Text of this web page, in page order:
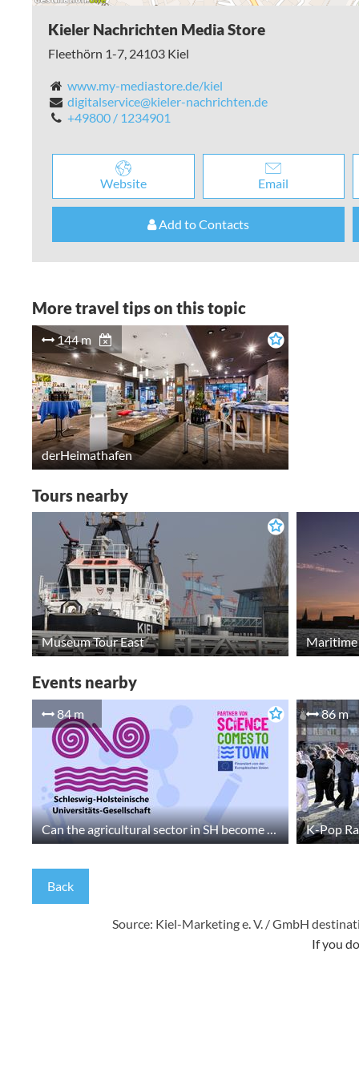
Kieler Nachrichten Media Store
Fleethörn 1-7, 24103 Kiel
www.my-mediastore.de/kiel
digitalservice@kieler-nachrichten.de
+49800 / 1234901
Website Email
Add to Contacts
More travel tips on this topic
144 m
derHeimathafen
Tours nearby
Museum Tour East
Events nearby
84 m
Can the agricultural sector in SH become climate-neutral?
86 m
K-Pop
Back
Source: Kiel-Marketing e. V. / GmbH
If you